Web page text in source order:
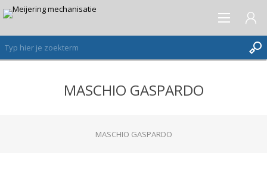
AANMELDEN ALS NIEUWE KLANT
MASCHIO GASPARDO
MASCHIO GASPARDO